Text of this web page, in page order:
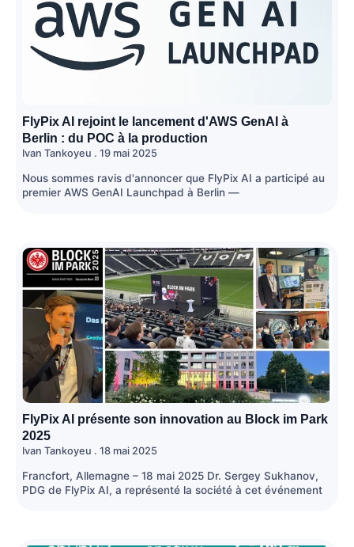
FlyPix AI rejoint le lancement d'AWS GenAI à
Berlin : du POC à la production
Ivan Tankoyeu 19 mai 2025
Nous sommes ravis d'annoncer que FlyPix AI a participé au
premier AWS GenAI Launchpad à Berlin —
FlyPix AI présente son innovation au Block im Park
2025
Ivan Tankoyeu 18 mai 2025
Francfort, Allemagne – 18 mai 2025 Dr. Sergey Sukhanov,
PDG de FlyPix AI, a représenté la société à cet événement